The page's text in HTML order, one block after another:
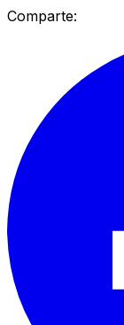
Comparte: